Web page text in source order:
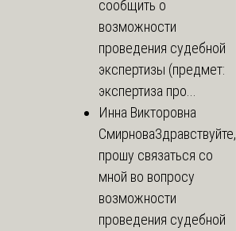
сообщить о
возможности
проведения судебной
экспертизы (предмет:
экспертиза про...
Инна Викторовна
СмирноваЗдравствуйте,
прошу связаться со
мной во вопросу
возможности
проведения судебной